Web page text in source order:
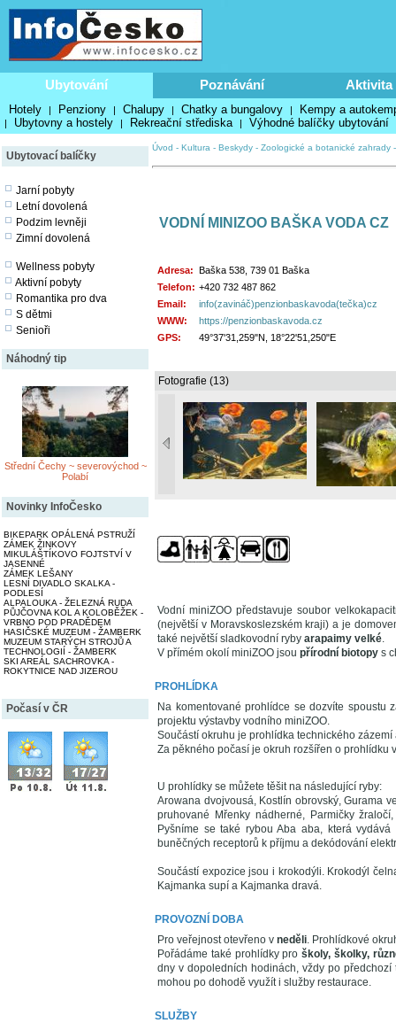
Ubytování Poznávání Aktivita
Hotely | Penziony | Chalupy | Chatky a bungalovy | Kempy a
| Ubytovny a hostely | Rekreační střediska | Výhodné balíčky ubytování
Ubytovací balíčky
Jarní pobyty
Letní dovolená
Podzim levněji
Zimní dovolená
Wellness pobyty
Aktivní pobyty
Romantika pro dva
S dětmi
Senioři
Náhodný tip
Střední Čechy ~ severovýchod ~
Polabí
Novinky InfoČesko
BIKEPARK OPÁLENÁ PSTRUŽÍ
ZÁMEK ŽINKOVY
MIKULÁŠTÍKOVO FOJTSTVÍ V
JASENNÉ
ZÁMEK LEŠANY
LESNÍ DIVADLO SKALKA -
PODLESÍ
ALPALOUKA - ŽELEZNÁ RUDA
PŮJČOVNA KOL A KOLOBĚŽEK -
VRBNO POD PRADĚDEM
HASIČSKÉ MUZEUM - ŽAMBERK
MUZEUM STARÝCH STROJŮ A
TECHNOLOGIÍ - ŽAMBERK
SKI AREÁL SACHROVKA -
ROKYTNICE NAD JIZEROU
Počasí v ČR
Úvod - Kultura - Beskydy - Zoologické a botanické zahrady
VODNÍ MINIZOO BAŠKA VODA CZ
Adresa: Baška 538, 739 01 Baška
Telefon: +420 732 487 862
Email:
info(zavináč)penzionbaskavoda(tečka)cz
WWW:
https://penzionbaskavoda.cz
GPS:
49°37'31,259"N, 18°22'51,250"E
Fotografie (13)
Vodní miniZOO představuje soubor
(největší v Moravskoslezském kraji) a je
také největší sladkovodní ryby arapaimy velké.
V přímém okolí miniZOO jsou přírodní biotopy s
PROHLÍDKA
Na komentované prohlídce se dozvíte spoustu
projektu výstavby vodního miniZOO.
Součástí okruhu je prohlídka technického zázemí
Za pěkného počasí je okruh rozšířen o prohlídku
U prohlídky se můžete těšit na následující ryby:
Arowana dvojvousá, Kostlín obrovský, Gurama
pruhované Mřenky nádherné, Parmičky
Pyšníme se také rybou Aba aba, která
buněčných receptorů k příjmu a dekódování
Součástí expozice jsou i krokodýli. Krokodýl
Kajmanka supí a Kajmanka dravá.
PROVOZNÍ DOBA
Pro veřejnost otevřeno v neděli. Prohlídkové
Pořádáme také prohlídky proškoly, školky,
dny v dopoledních hodinách, vždy po
mohou po dohodě využít i služby restaurace.
SLUŽBY